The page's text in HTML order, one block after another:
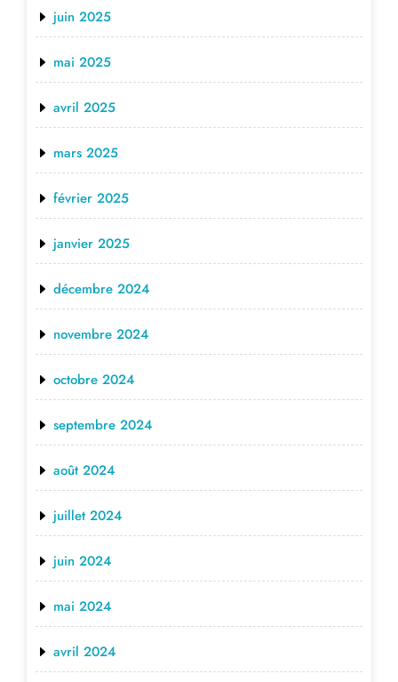
juin 2025
mai 2025
avril 2025
mars 2025
février 2025
janvier 2025
décembre 2024
novembre 2024
octobre 2024
septembre 2024
août 2024
juillet 2024
juin 2024
mai 2024
avril 2024